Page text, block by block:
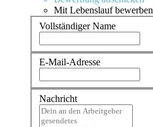
Mit Lebenslauf bewerben
Vollständiger Name
E-Mail-Adresse
Nachricht